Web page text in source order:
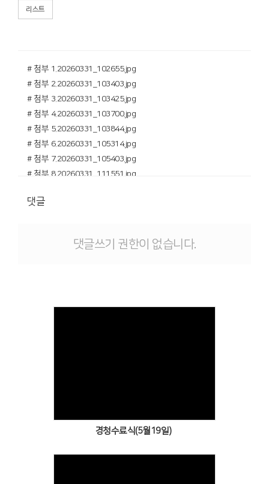
리스트
# 첨부 1.20260331_102655.jpg
# 첨부 2.20260331_103403.jpg
# 첨부 3.20260331_103425.jpg
# 첨부 4.20260331_103700.jpg
# 첨부 5.20260331_103844.jpg
# 첨부 6.20260331_105314.jpg
# 첨부 7.20260331_105403.jpg
# 첨부 8.20260331_111551.jpg
# 첨부 10.20260331_111717.jpg
# 첨부 13.20260331_112500.jpg
# 첨부 17.20260331_113703.jpg
댓글
댓글쓰기 권한이 없습니다.
경청수료식(5월19일)